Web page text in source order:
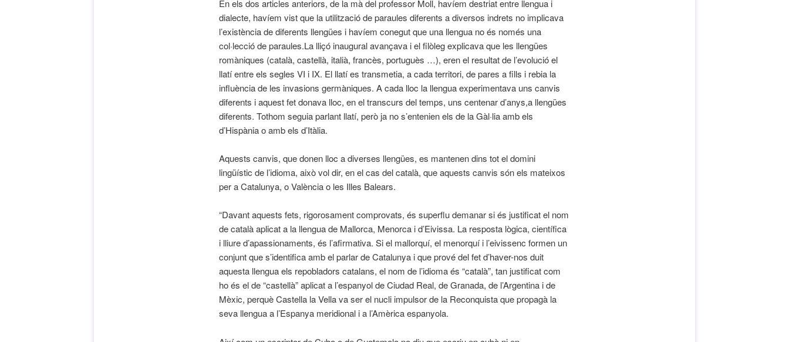
En els dos articles anteriors, de la mà del professor Moll, havíem destriat entre llengua i
dialecte, havíem vist que la utilització de paraules diferents a diversos indrets no implicava
l’existència de diferents llengües i havíem conegut que una llengua no és només una
col·lecció de paraules.La lliçó inaugural avançava i el filòleg explicava que les llengües
romàniques (català, castellà, italià, francès, portuguès …), eren el resultat de l’evolució el
llatí entre els segles VI i IX. El llatí es transmetia, a cada territori, de pares a fills i rebia la
influència de les invasions germàniques. A cada lloc la llengua experimentava uns canvis
diferents i aquest fet donava lloc, en el transcurs del temps, uns centenar d’anys,a llengües
diferents. Tothom seguia parlant llatí, però ja no s’entenien els de la Gàl·lia amb els
d’Hispània o amb els d’Itàlia.
Aquests canvis, que donen lloc a diverses llengües, es mantenen dins tot el domini
lingüístic de l’idioma, això vol dir, en el cas del català, que aquests canvis són els mateixos
per a Catalunya, o València o les Illes Balears.
“Davant aquests fets, rigorosament comprovats, és superflu demanar si és justificat el nom
de català aplicat a la llengua de Mallorca, Menorca i d’Eivissa. La resposta lògica, científica
i lliure d’apassionaments, és l’afirmativa. Si el mallorquí, el menorquí i l’eivissenc formen un
conjunt que s’identifica amb el parlar de Catalunya i que prové del fet d’haver-nos duit
aquesta llengua els repobladors catalans, el nom de l’idioma és “català”, tan justificat com
ho és el de “castellà” aplicat a l’espanyol de Ciudad Real, de Granada, de l’Argentina i de
Mèxic, perquè Castella la Vella va ser el nucli impulsor de la Reconquista que propagà la
seva llengua a l’Espanya meridional i a l’Amèrica espanyola.